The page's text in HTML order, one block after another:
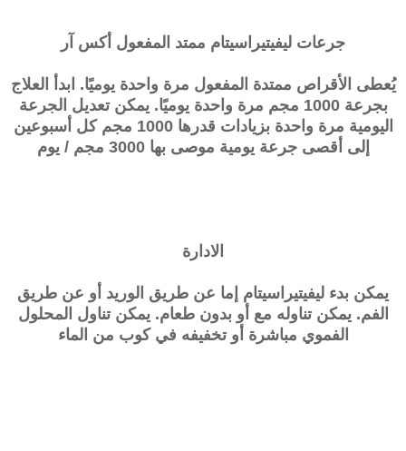
جرعات ليفيتيراسيتام ممتد المفعول أكس آر
يُعطى الأقراص ممتدة المفعول مرة واحدة يوميًا. ابدأ العلاج
بجرعة 1000 مجم مرة واحدة يوميًا. يمكن تعديل الجرعة
اليومية مرة واحدة بزيادات قدرها 1000 مجم كل أسبوعين
إلى أقصى جرعة يومية موصى بها 3000 مجم / يوم
الادارة
يمكن بدء ليفيتيراسيتام إما عن طريق الوريد أو عن طريق
الفم. يمكن تناوله مع أو بدون طعام. يمكن تناول المحلول
الفموي مباشرة أو تخفيفه في كوب من الماء